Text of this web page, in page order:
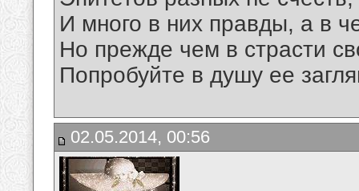
И много в них правды, а в
Но прежде чем в страсти
Попробуйте в душу ее
02.05.2014, 00:56